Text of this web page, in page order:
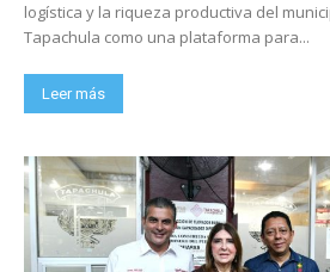
logística y la riqueza productiva del
Tapachula como una plataforma para...
Leer más